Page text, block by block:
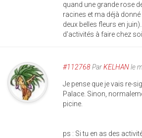
quand une grande rose
racines et ma déjà
deux belles fleurs en
d'activités à faire chez
#112768ParKELHANle
Je pense que je vais re-
Palace. Sinon,
picine.
ps : Si tu en as des